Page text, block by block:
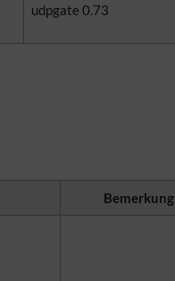
udpgate 0.73
Bemerkung